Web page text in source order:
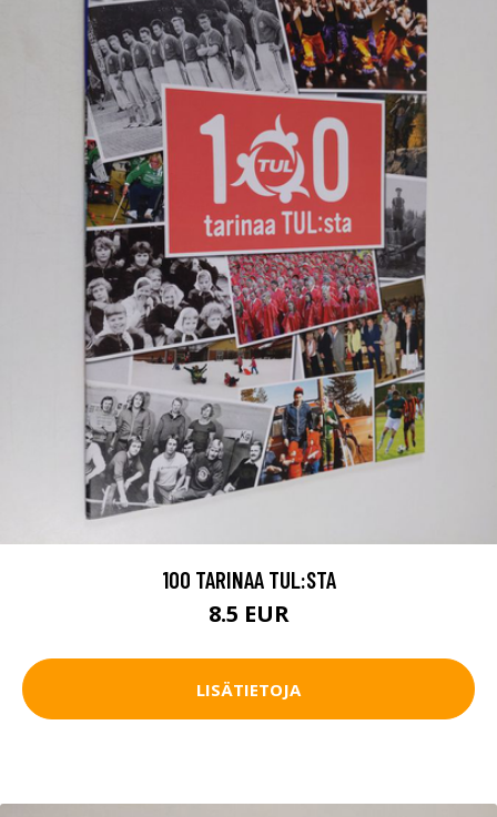
100 TARINAA TUL:STA
8.5 EUR
LISÄTIETOJA